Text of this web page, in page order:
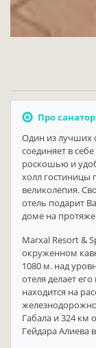
Про
Один из лучших
соединяет в
роскошью и
холл гостиницы
великолепия.
отель подарит
доме на
Marxal Resort &
окруженном
1080 м. над
отеля делает
находится на
Габала и 324 км
Гейдара Алиева